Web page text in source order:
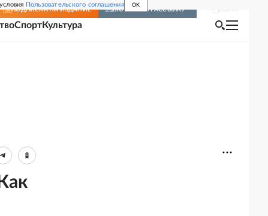
Пользовательского соглашения OK
ПОДПИСКА НА ИЗДАНИЕ ВКЛЮЧИТЬ РАССЫЛКУ
СпортКультура